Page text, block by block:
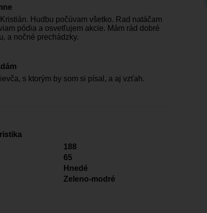
Hudbu počúvam všetko. Rad natáčam
pódia a osvetľujem akcie. Mám rád dobré
a nočné prechádzky.
s ktorým by som si písal, a aj vzťah.
188
65
Hnedé
Zeleno-modré